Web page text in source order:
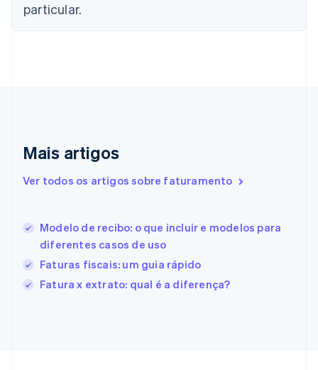
particular.
Mais artigos
Ver todos os artigos sobre faturamento
Modelo de recibo: o que incluir e modelos para
diferentes casos de uso
Faturas fiscais: um guia rápido
Fatura x extrato: qual é a diferença?
Dinamarca
Español English
Estados Unidos
English 简体中文
Estônia
EnglishSvenska
França
Français English
English